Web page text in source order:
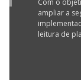
Com o
ampliar a
leitura de